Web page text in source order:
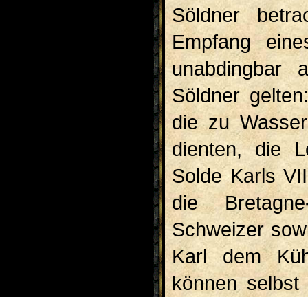
Söldner
Empfang
unabdingbar
Söldner
die zu
dienten, die
Solde Karls
die
Schweizer
Karl dem
können